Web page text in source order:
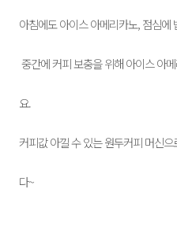
아침에도 아이스 아메리카노, 점심에
중간에 커피 보충을 위해 아이스 아
요.
커피값 아낄 수 있는 원두커피 머신
다~